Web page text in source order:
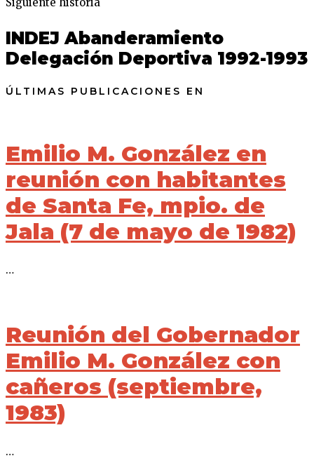
INDEJ Abanderamiento
Delegación Deportiva 1992-1993
ÚLTIMAS PUBLICACIONES EN
Emilio M. González en
reunión con habitantes
de Santa Fe, mpio. de
Jala (7 de mayo de 1982)
…
Reunión del Gobernador
Emilio M. González con
cañeros (septiembre,
1983)
…